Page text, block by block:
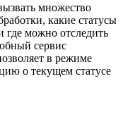
множество
какие статусы
где можно отследить
сервис
в режиме
о текущем статусе